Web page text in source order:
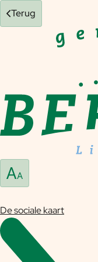
Terug
De sociale kaart